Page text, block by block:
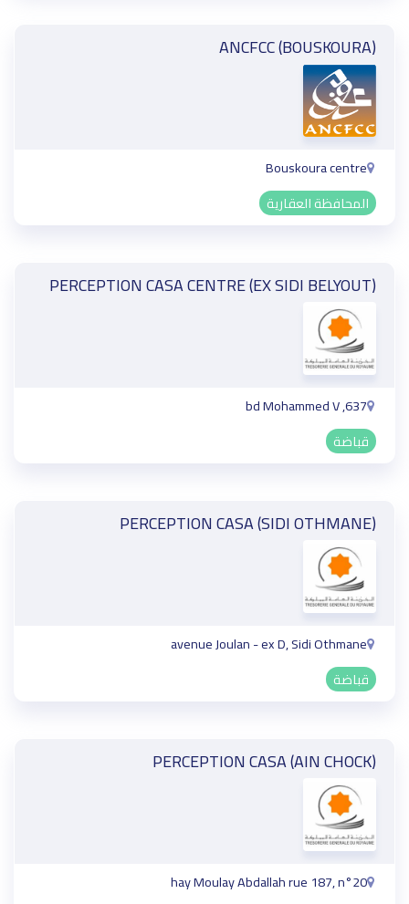
ANCFCC (BOUSKOURA)
Bouskoura centre
المحافظة العقارية
PERCEPTION CASA CENTRE (EX SIDI BELYOUT)
637, bd Mohammed V
قباضة
PERCEPTION CASA (SIDI OTHMANE)
avenue Joulan - ex D, Sidi Othmane
قباضة
PERCEPTION CASA (AIN CHOCK)
hay Moulay Abdallah rue 187, n°20